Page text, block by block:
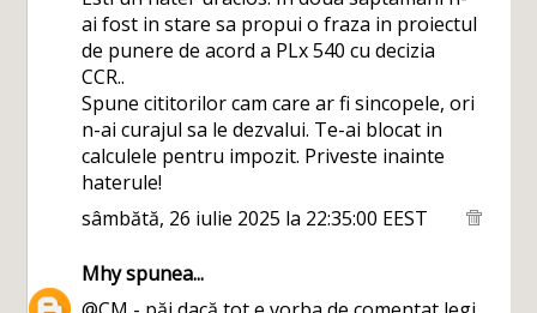
ai fost in stare sa propui o fraza in proiectul
de punere de acord a PLx 540 cu decizia
CCR..
Spune cititorilor cam care ar fi sincopele, ori
n-ai curajul sa le dezvalui. Te-ai blocat in
calculele pentru impozit. Priveste inainte
haterule!
sâmbătă, 26 iulie 2025 la 22:35:00 EEST
Mhyspunea...